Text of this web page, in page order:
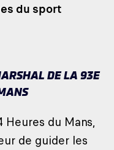
du sport
DE LA 93E
du Mans,
de guider les